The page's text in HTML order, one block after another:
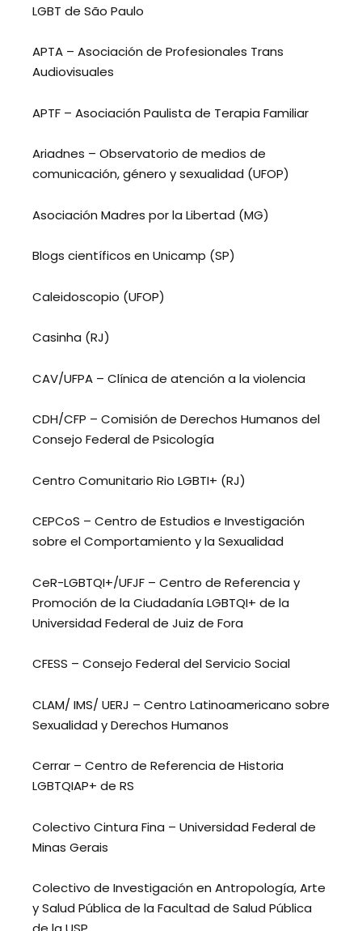
LGBT de São Paulo
APTA – Asociación de Profesionales Trans
Audiovisuales
APTF – Asociación Paulista de Terapia Familiar
Ariadnes – Observatorio de medios de
comunicación, género y sexualidad (UFOP)
Asociación Madres por la Libertad (MG)
Blogs científicos en Unicamp (SP)
Caleidoscopio (UFOP)
Casinha (RJ)
CAV/UFPA – Clínica de atención a la violencia
CDH/CFP – Comisión de Derechos Humanos del
Consejo Federal de Psicología
Centro Comunitario Rio LGBTI+ (RJ)
CEPCoS – Centro de Estudios e Investigación
sobre el Comportamiento y la Sexualidad
CeR-LGBTQI+/UFJF – Centro de Referencia y
Promoción de la Ciudadanía LGBTQI+ de la
Universidad Federal de Juiz de Fora
CFESS – Consejo Federal del Servicio Social
CLAM/ IMS/ UERJ – Centro Latinoamericano sobre
Sexualidad y Derechos Humanos
Cerrar – Centro de Referencia de Historia
LGBTQIAP+ de RS
Colectivo Cintura Fina – Universidad Federal de
Minas Gerais
Colectivo de Investigación en Antropología, Arte
y Salud Pública de la Facultad de Salud Pública